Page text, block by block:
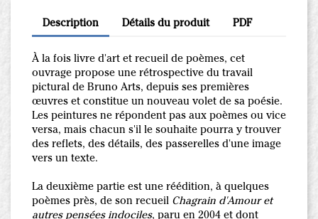
Description Détails du produit PDF
À la fois livre d'art et recueil de poèmes, cet
ouvrage propose une rétrospective du travail
pictural de Bruno Arts, depuis ses premières
œuvres et constitue un nouveau volet de sa poésie.
Les peintures ne répondent pas aux poèmes ou vice
versa, mais chacun s'il le souhaite pourra y trouver
des reflets, des détails, des passerelles d'une image
vers un texte.
La deuxième partie est une réédition, à quelques
poèmes près, de son recueil Chagrain d'Amour et
autres pensées indociles, paru en 2004 et dont